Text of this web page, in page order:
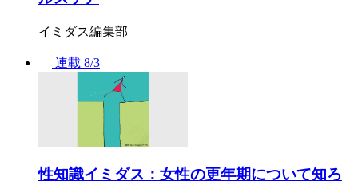
イミダス編集部
連載 8/3
性知識イミダス：女性の更年期について知ろ